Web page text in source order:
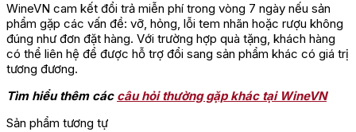
WineVN cam kết đổi trả miễn phí trong vòng 7 ngày nếu sản
phẩm gặp các vấn đề: vỡ, hỏng, lỗi tem nhãn hoặc rượu không
đúng như đơn đặt hàng. Với trường hợp quà tặng, khách hàng
có thể liên hệ để được hỗ trợ đổi sang sản phẩm khác có giá trị
tương đương.
Tìm hiểu thêm các câu hỏi thường gặp khác tại WineVN
Sản phẩm tương tự